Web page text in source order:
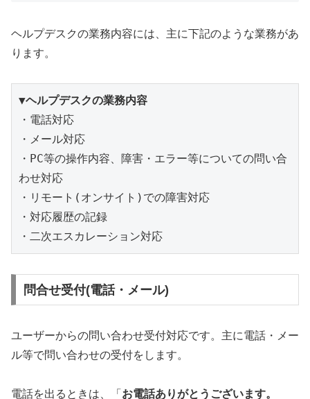
ヘルプデスクの業務内容には、主に下記のような業務があ
ります。
▼ヘルプデスクの業務内容
・電話対応
・メール対応
・PC等の操作内容、障害・エラー等についての問い合
わせ対応
・リモート(オンサイト)での障害対応
・対応履歴の記録
問合せ受付(電話・メール)
ユーザーからの問い合わせ受付対応です。主に電話・メー
ル等で問い合わせの受付をします。
電話を出るときは、「 お電話ありがとうございます。